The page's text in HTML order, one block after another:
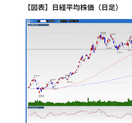
【図表】日経平均株価（日足）